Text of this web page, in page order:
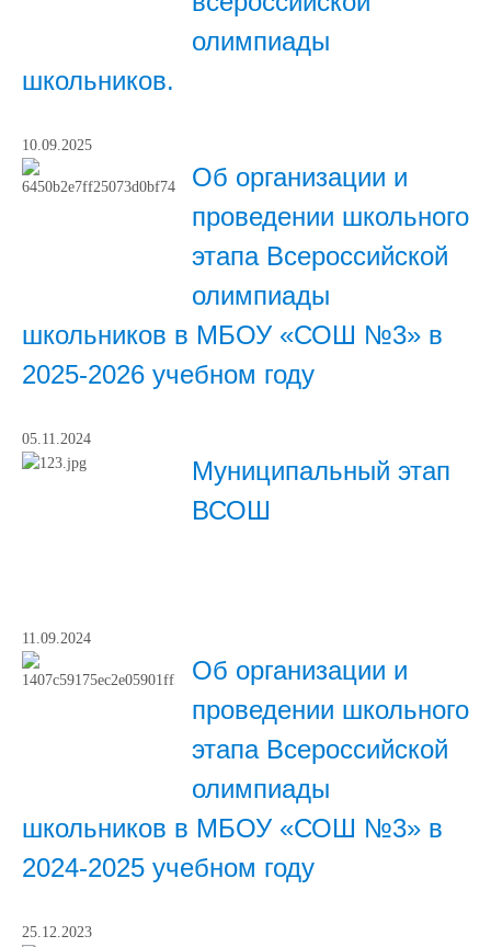
олимпиады
школьников.
10.09.2025
Об организации и
проведении школьного
этапа Всероссийской
олимпиады
школьников в МБОУ «СОШ №3» в
2025-2026 учебном году
05.11.2024
Муниципальный этап
ВСОШ
11.09.2024
Об организации и
проведении школьного
этапа Всероссийской
олимпиады
школьников в МБОУ «СОШ №3» в
2024-2025 учебном году
25.12.2023